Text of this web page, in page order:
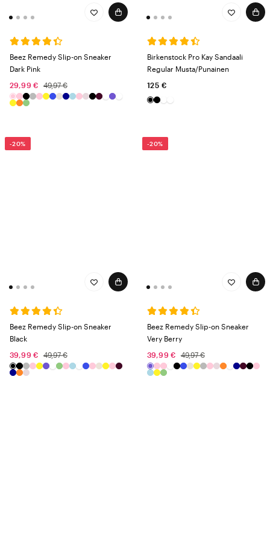
Beez Remedy Slip-on Sneaker
Dark Pink
29,99 €
49,97 €
Birkenstock Pro Kay Sandaali
Regular Musta/Punainen
125 €
-20%
Beez Remedy Slip-on Sneaker
Black
39,99 €
49,97 €
-20%
Beez Remedy Slip-on Sneaker
Very Berry
39,99 €
49,97 €